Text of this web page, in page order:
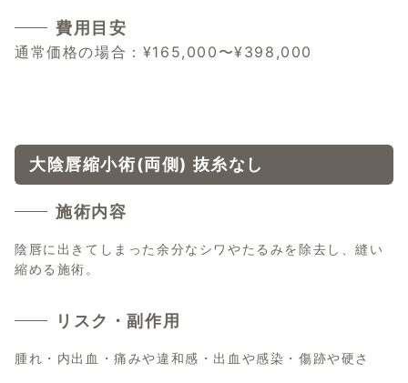
費用目安
通常価格の場合：¥165,000〜¥398,000
大陰唇縮小術(両側) 抜糸なし
施術内容
陰唇に出きてしまった余分なシワやたるみを除去し、縫い
縮める施術。
リスク・副作用
腫れ・内出血・痛みや違和感・出血や感染・傷跡や硬さ